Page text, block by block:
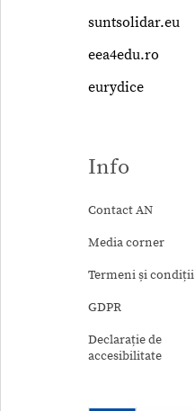
suntsolidar.eu
eea4edu.ro
eurydice
Info
Contact AN
Media corner
Termeni și condiții
GDPR
Declarație de
accesibilitate